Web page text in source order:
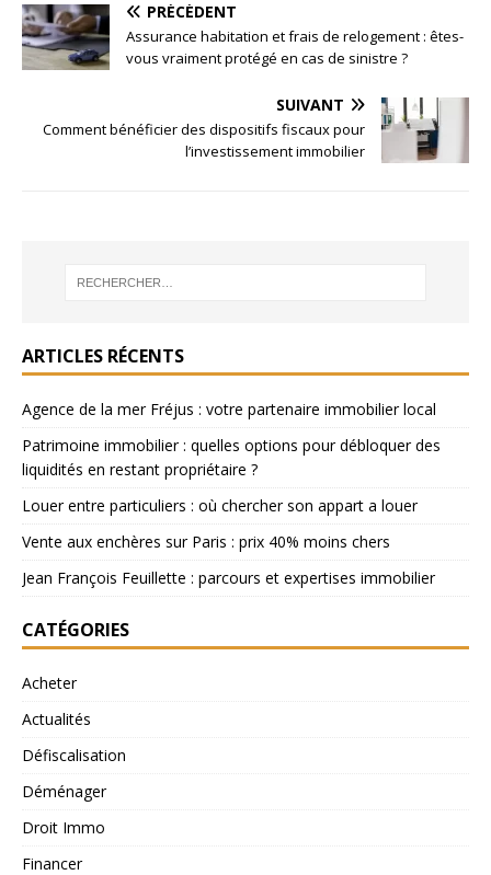
PRÉCÉDENT
Assurance habitation et frais de relogement : êtes-
vous vraiment protégé en cas de sinistre ?
SUIVANT
Comment bénéficier des dispositifs fiscaux pour
l’investissement immobilier
ARTICLES RÉCENTS
Agence de la mer Fréjus : votre partenaire immobilier local
Patrimoine immobilier : quelles options pour débloquer des
liquidités en restant propriétaire ?
Louer entre particuliers : où chercher son appart a louer
Vente aux enchères sur Paris : prix 40% moins chers
Jean François Feuillette : parcours et expertises immobilier
CATÉGORIES
Acheter
Actualités
Défiscalisation
Déménager
Droit Immo
Financer